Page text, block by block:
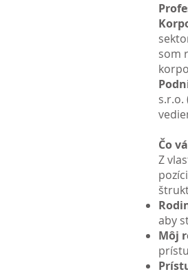
som
s.r.o.
Čo
Z
aby
Môj